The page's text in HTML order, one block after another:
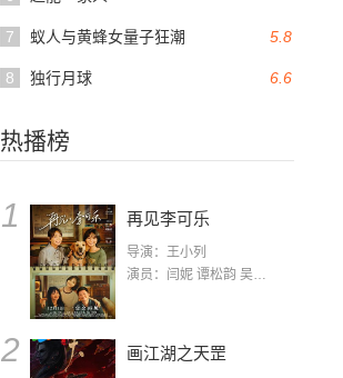
5.8
7 蚁人与黄蜂女量子狂潮
6.6
8 独行月球
热播榜
1 再见李可乐
导演：王小列
演员：闫妮 谭松韵 吴京 蒋龙 赵小棠 冯雷 李虎城 平安 小七 小可乐
2 画江湖之天罡